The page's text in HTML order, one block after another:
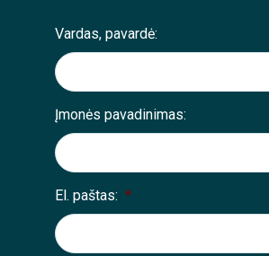
Vardas, pavardė:
Įmonės pavadinimas:
El. paštas: *